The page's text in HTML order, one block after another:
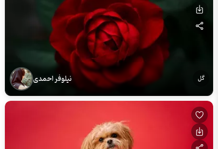
گل نیلوفر احمدی